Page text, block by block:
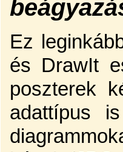
Ez
és DrawIt
poszterek
adattípus